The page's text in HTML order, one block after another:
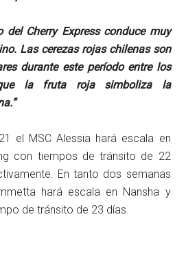
del Cherry Express conduce muy
Las cerezas rojas chilenas son
durante este período entre los
la fruta roja simboliza la
el MSC Alessia hará escala en
con tiempos de tránsito de 22
En tanto dos semanas
hará escala en Nansha y
de tránsito de 23 días.